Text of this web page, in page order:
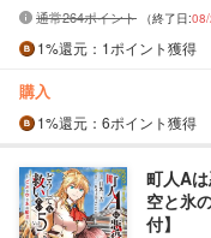
通常264ポイント （終了日:
1%還元 ：1ポイント獲得
購入
1%還元 ：6ポイント獲得
町人A
空と氷
付】